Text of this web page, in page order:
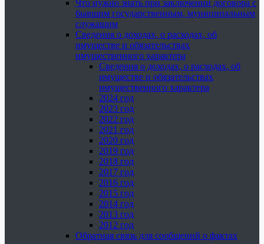
Что нужно знать при заключении договора с
бывшим государственным, муниципальным
служащим
Сведения о доходах, о расходах, об
имуществе и обязательствах
имущественного характера
Сведения о доходах, о расходах, об
имуществе и обязательствах
имущественного характера
2024 год
2023 год
2022 год
2021 год
2020 год
2019 год
2018 год
2017 год
2016 год
2015 год
2014 год
2013 год
2012 год
Обратная связь для сообщений о фактах